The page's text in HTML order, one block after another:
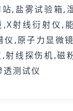
站,盐雾试验箱,
,X射线衍射仪,
仪,原子力显微
射线探伤机,磁
测试仪